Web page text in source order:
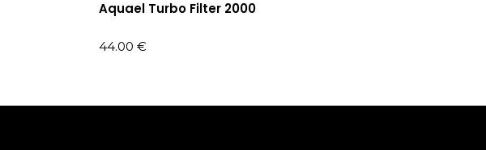
Aquael Turbo Filter 2000
44.00 €